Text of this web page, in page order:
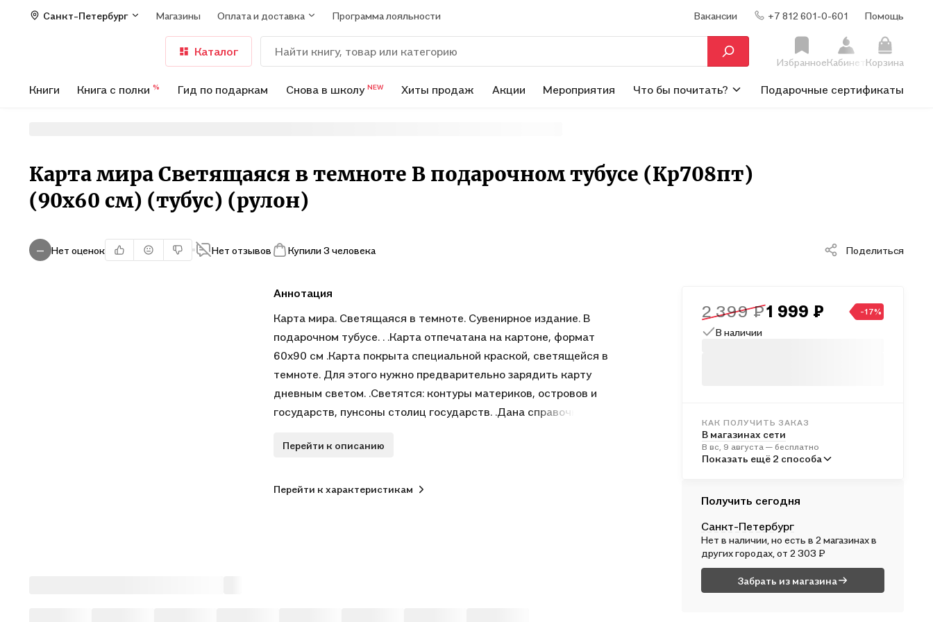
Санкт-Петербург Магазины Оплата и доставка Программа лояльности Вакансии +7 812 601-0-601 Помощь
Каталог
ИзбранноеКабинет Корзина
Книги Книга с полки % Гид по подаркам Снова в школу NEW Хиты продаж Акции Мероприятия Что бы почитать? Подарочные сертификаты
Карта мира Светящаяся в темноте В подарочном тубусе (Кр708пт)
(90х60 см) (тубус) (рулон)
— Нет оценок Нет отзывов Купили 3 человека Поделиться
Аннотация
Карта мира. Светящаяся в темноте. Сувенирное издание. В
подарочном тубусе. . .Карта отпечатана на картоне, формат
60х90 см .Карта покрыта специальной краской, светящейся в
темноте. Для этого нужно предварительно зарядить карту
дневным светом. .Светятся: контуры материков, островов и
государств, пунсоны столиц государств. .Дана справочная
подарком.
Перейти к описанию
Перейти к характеристикам
2 399 ₽1 999 ₽ -17%
В наличии
КАК ПОЛУЧИТЬ ЗАКАЗ
В магазинах сети
В вс, 9 августа — бесплатно
В пунктах выдачи
В вс, 9 августа — бесплатно
Показать ещё 2 способа
Получить сегодня
Санкт-Петербург
Нет в наличии, но есть в 2 магазинах в
других городах, от 2 303 ₽
Забрать из магазина